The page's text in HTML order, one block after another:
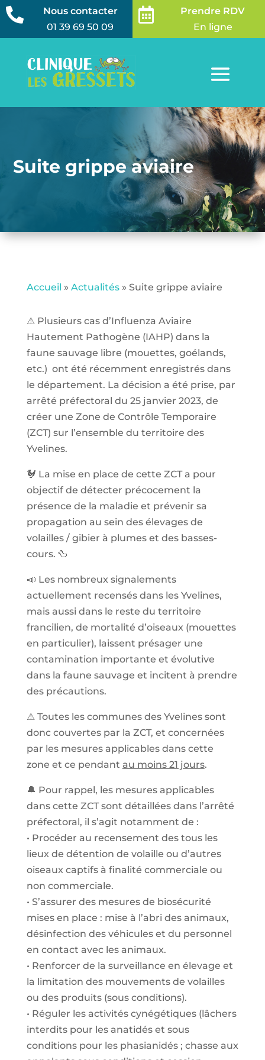

Nous contacter
01 39 69 50 09

Prendre RDV
En ligne
Suite grippe aviaire
Accueil » Actualités» Suite grippe aviaire
⚠ Plusieurs cas d’Influenza Aviaire
Hautement Pathogène (IAHP) dans la
faune sauvage libre (mouettes, goélands,
etc.) ont été récemment enregistrés dans
le département. La décision a été prise, par
arrêté préfectoral du 25 janvier 2023, de
créer une Zone de Contrôle Temporaire
(ZCT) sur l’ensemble du territoire des
Yvelines.
🐓 La mise en place de cette ZCT a pour
objectif de détecter précocement la
présence de la maladie et prévenir sa
propagation au sein des élevages de
volailles / gibier à plumes et des basses-
cours. 🦆
📣 Les nombreux signalements
actuellement recensés dans les Yvelines,
mais aussi dans le reste du territoire
francilien, de mortalité d’oiseaux (mouettes
en particulier), laissent présager une
contamination importante et évolutive
dans la faune sauvage et incitent à prendre
des précautions.
⚠ Toutes les communes des Yvelines sont
donc couvertes par la ZCT, et concernées
par les mesures applicables dans cette
zone et ce pendant au moins 21 jours.
🔔 Pour rappel, les mesures applicables
dans cette ZCT sont détaillées dans l’arrêté
préfectoral, il s’agit notamment de :
• Procéder au recensement des tous les
lieux de détention de volaille ou d’autres
oiseaux captifs à finalité commerciale ou
non commerciale.
• S’assurer des mesures de biosécurité
mises en place : mise à l’abri des animaux,
désinfection des véhicules et du personnel
en contact avec les animaux.
• Renforcer de la surveillance en élevage et
la limitation des mouvements de volailles
ou des produits (sous conditions).
• Réguler les activités cynégétiques (lâchers
interdits pour les anatidés et sous
conditions pour les phasianidés ; chasse aux